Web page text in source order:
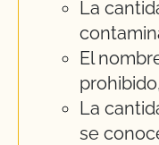
La
El
La
se